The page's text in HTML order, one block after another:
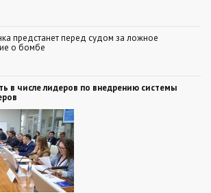
предстанет перед судом за ложное
о бомбе
в числе лидеров по внедрению системы